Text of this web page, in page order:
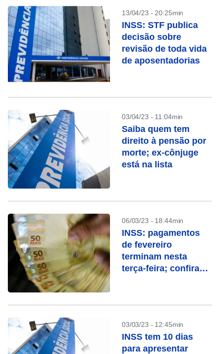
13/04/23 - 20:25min
INSS: STF publica
decisão sobre
revisão de toda vida
de aposentadorias
03/04/23 - 11:04min
Saiba quem tem
direito à pensão por
morte; ex-cônjuge
está na lista
06/03/23 - 18:44min
INSS: pagamentos
de fevereiro
terminam nesta
terça-feira; confira
03/03/23 - 12:45min
INSS tem 10 dias
para apresentar